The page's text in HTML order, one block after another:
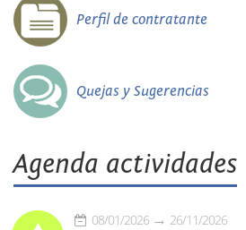
Perfil de contratante
Quejas y Sugerencias
Agenda actividades
08/01/2026 26/11/2026